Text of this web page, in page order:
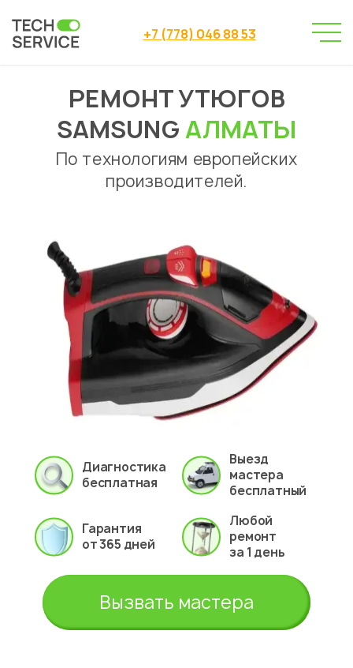
+7 (778) 046 88 53
Сервисный центр → Ремонт утюгов
Ремонт утюгов Samsung Алматы
РЕМОНТ УТЮГОВ
SAMSUNGАЛМАТЫ
По технологиям европейских
производителей.
Диагностика
бесплатная
Выезд
мастера
бесплатный
Гарантия
от 365 дней
Любой
ремонт
за 1 день
Вызвать мастера